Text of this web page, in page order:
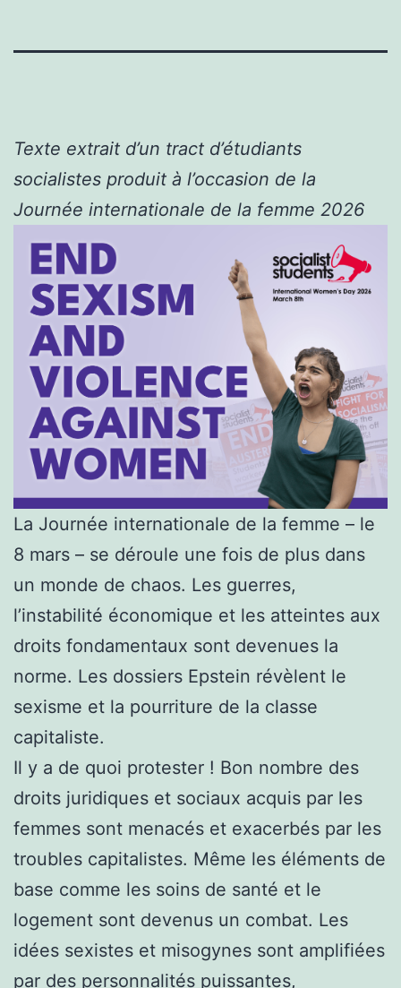
Texte extrait d’un tract d’étudiants
socialistes produit à l’occasion de la
Journée internationale de la femme 2026
La Journée internationale de la femme – le
8 mars – se déroule une fois de plus dans
un monde de chaos. Les guerres,
l’instabilité économique et les atteintes aux
droits fondamentaux sont devenues la
norme. Les dossiers Epstein révèlent le
sexisme et la pourriture de la classe
capitaliste.
Il y a de quoi protester ! Bon nombre des
droits juridiques et sociaux acquis par les
femmes sont menacés et exacerbés par les
troubles capitalistes. Même les éléments de
base comme les soins de santé et le
logement sont devenus un combat. Les
idées sexistes et misogynes sont amplifiées
par des personnalités puissantes,